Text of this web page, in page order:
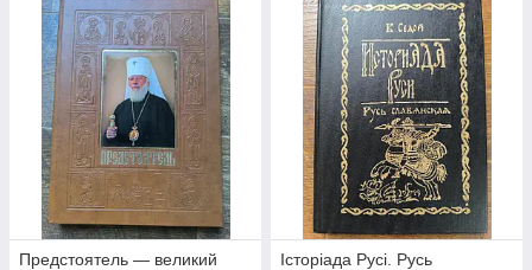
Предстоятель — великий
Історіада Русі. Русь